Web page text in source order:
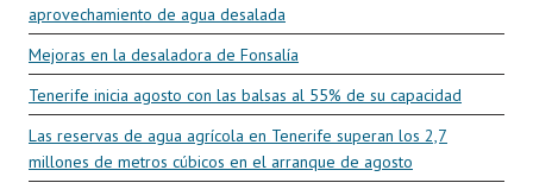
aprovechamiento de agua desalada
Mejoras en la desaladora de Fonsalía
Tenerife inicia agosto con las balsas al 55% de su capacidad
Las reservas de agua agrícola en Tenerife superan los 2,7
millones de metros cúbicos en el arranque de agosto